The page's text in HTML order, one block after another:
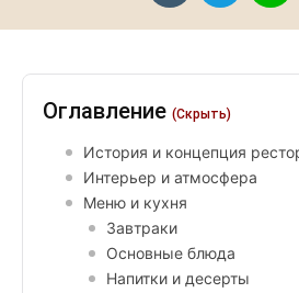
Оглавление (Скрыть)
История и концепция
Интерьер и атмосфера
Меню и кухня
Завтраки
Основные блюда
Напитки и десерты